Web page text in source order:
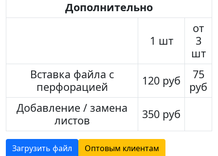
Дополнительно
1 шт
от
3
шт
Вставка файла с
перфорацией
120 руб
75
руб
Добавление / замена
листов
350 руб
Загрузить файл Оптовым клиентам